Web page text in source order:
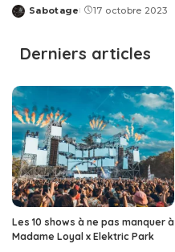
Posted
Sabotage 17 octobre 2023
Derniers articles
Les 10 shows à ne pas manquer à
Madame Loyal x Elektric Park